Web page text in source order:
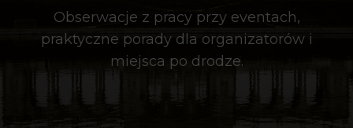
Obserwacje z pracy przy eventach,
praktyczne porady dla organizatorów i
miejsca po drodze.